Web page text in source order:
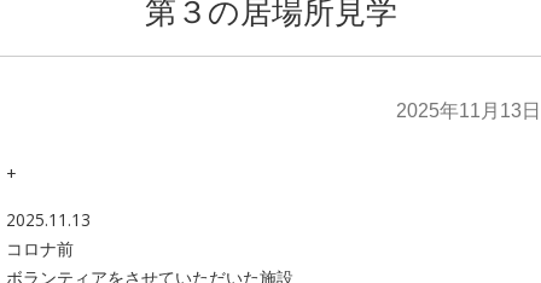
第３の居場所見学
2025年11月13日
+
2025.11.13
コロナ前
ボランティアをさせていただいた施設